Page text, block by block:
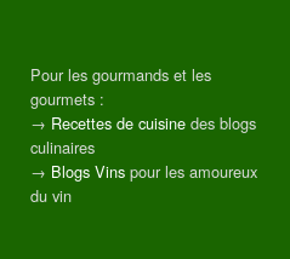
Pour les gourmands et les
gourmets :
→ Recettes de cuisine des blogs
culinaires
→ Blogs Vins pour les amoureux
du vin